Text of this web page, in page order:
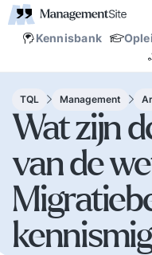
Kennisbank
TQL Management
Wat zijn
van de